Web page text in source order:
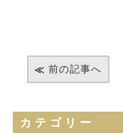
前の記事へ
カテゴリー